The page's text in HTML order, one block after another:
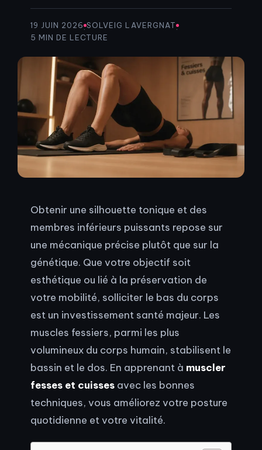
19 JUIN 2026·SOLVEIG LAVERGNAT·
5 MIN DE LECTURE
Obtenir une silhouette tonique et des
membres inférieurs puissants repose sur
une mécanique précise plutôt que sur la
génétique. Que votre objectif soit
esthétique ou lié à la préservation de
votre mobilité, solliciter le bas du corps
est un investissement santé majeur. Les
muscles fessiers, parmi les plus
volumineux du corps humain, stabilisent le
bassin et le dos. En apprenant à muscler
fesses et cuisses avec les bonnes
techniques, vous améliorez votre posture
quotidienne et votre vitalité.